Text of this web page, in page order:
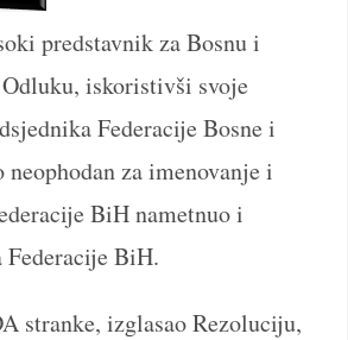
predstavnik za Bosnu i
iskoristivši svoje
Federacije Bosne i
za imenovanje i
BiH nametnuo i
BiH.
stranke, izglasao Rezoluciju,